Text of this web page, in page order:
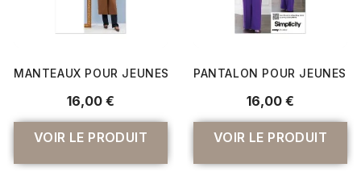
MANTEAUX POUR JEUNES FEMMES
16,00 €
VOIR LE PRODUIT
PANTALON POUR JEUNES
16,00 €
VOIR LE PRODUIT